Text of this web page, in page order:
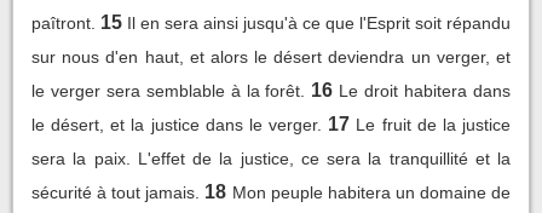
paîtront. 15 Il en sera ainsi jusqu'à ce que l'Esprit soit répandu
sur nous d'en haut, et alors le désert deviendra un verger, et
le verger sera semblable à la forêt.
16 Le droit habitera dans
le désert, et la justice dans le verger. 17 Le fruit de la justice
sera la paix. L'effet de la justice, ce sera la tranquillité et la
sécurité à tout jamais. 18 Mon peuple habitera un domaine de